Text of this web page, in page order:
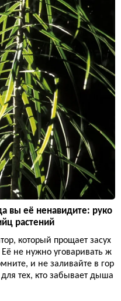
вы её ненавидите: руко
растений
который прощает засух
не нужно уговаривать ж
и не заливайте в гор
тех, кто забывает дыша